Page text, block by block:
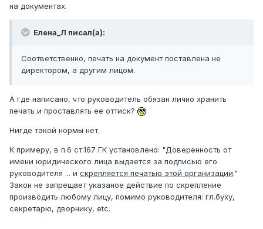
на документах.
Елена_Л писал(а):
Соответственно, печать на документ поставлена не
директором, а другим лицом.
А где написано, что руководитель обязан лично хранить
печать и проставлять ее оттиск?
Нигде такой нормы нет.
К примеру, в п.6 ст.167 ГК установлено: "Доверенность от
имени юридического лица выдается за подписью его
руководителя ... и скрепляется печатью этой организации."
Закон не запрещает указаное действие по скрепление
производить любому лицу, помимо руководителя: гл.буху,
секретарю, дворнику, etc.